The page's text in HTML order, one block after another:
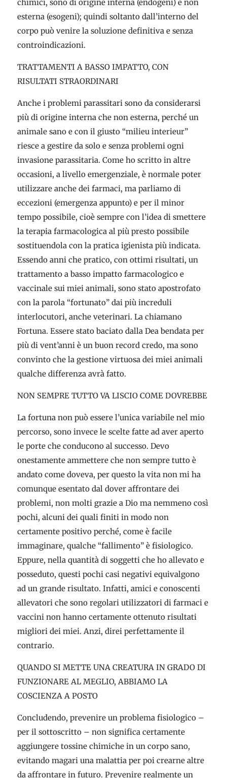
chimici, sono di origine interna (endogeni) e non
esterna (esogeni); quindi soltanto dall’interno del
corpo può venire la soluzione definitiva e senza
controindicazioni.
TRATTAMENTI A BASSO IMPATTO, CON
RISULTATI STRAORDINARI
Anche i problemi parassitari sono da considerarsi
più di origine interna che non esterna, perché un
animale sano e con il giusto “milieu interieur”
riesce a gestire da solo e senza problemi ogni
invasione parassitaria. Come ho scritto in altre
occasioni, a livello emergenziale, è normale poter
utilizzare anche dei farmaci, ma parliamo di
eccezioni (emergenza appunto) e per il minor
tempo possibile, cioè sempre con l’idea di smettere
la terapia farmacologica al più presto possibile
sostituendola con la pratica igienista più indicata.
Essendo anni che pratico, con ottimi risultati, un
trattamento a basso impatto farmacologico e
vaccinale sui miei animali, sono stato apostrofato
con la parola “fortunato” dai più increduli
interlocutori, anche veterinari. La chiamano
Fortuna. Essere stato baciato dalla Dea bendata per
più di vent’anni è un buon record credo, ma sono
convinto che la gestione virtuosa dei miei animali
qualche differenza avrà fatto.
NON SEMPRE TUTTO VA LISCIO COME DOVREBBE
La fortuna non può essere l’unica variabile nel mio
percorso, sono invece le scelte fatte ad aver aperto
le porte che conducono al successo. Devo
onestamente ammettere che non sempre tutto è
andato come doveva, per questo la vita non mi ha
comunque esentato dal dover affrontare dei
problemi, non molti grazie a Dio ma nemmeno così
pochi, alcuni dei quali finiti in modo non
certamente positivo perché, come è facile
immaginare, qualche “fallimento” è fisiologico.
Eppure, nella quantità di soggetti che ho allevato e
posseduto, questi pochi casi negativi equivalgono
ad un grande risultato. Infatti, amici e conoscenti
allevatori che sono regolari utilizzatori di farmaci e
vaccini non hanno certamente ottenuto risultati
migliori dei miei. Anzi, direi perfettamente il
contrario.
QUANDO SI METTE UNA CREATURA IN GRADO DI
FUNZIONARE AL MEGLIO, ABBIAMO LA
COSCIENZA A POSTO
Concludendo, prevenire un problema fisiologico –
per il sottoscritto – non significa certamente
aggiungere tossine chimiche in un corpo sano,
evitando magari una malattia per poi crearne altre
da affrontare in futuro. Prevenire realmente un